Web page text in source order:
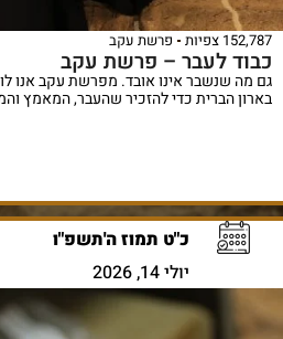
152,787 צפיות פרשת עקב
כבוד לעבר – פרשת עקב
גם מה שנשבר אינו אובד. מפרשת עקב אנו
בארון הברית כדי להזכיר שהעבר, המאמץ
כ"ט תמוז ה'תשפ"ו
יולי 14, 2026